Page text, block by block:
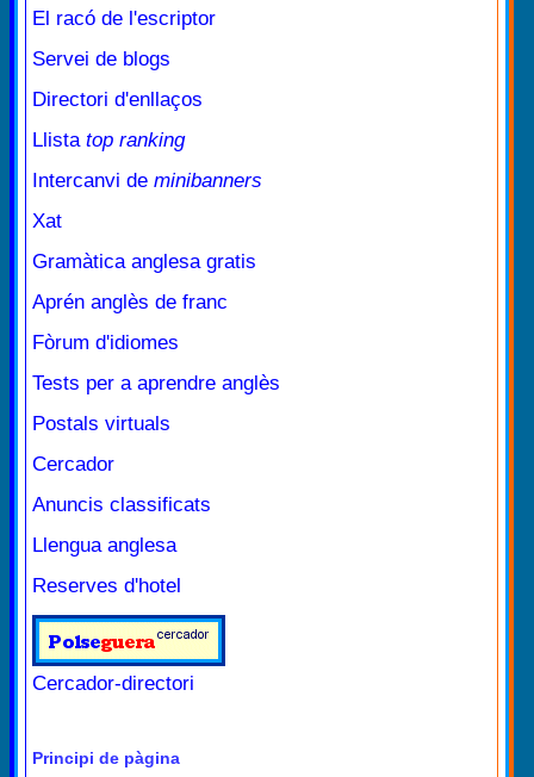
El racó de l'escriptor
Servei de blogs
Directori d'enllaços
Llista top ranking
Intercanvi de minibanners
Xat
Gramàtica anglesa gratis
Aprén anglès de franc
Fòrum d'idiomes
Tests per a aprendre anglès
Postals virtuals
Cercador
Anuncis classificats
Llengua anglesa
Reserves d'hotel
Cercador-directori
Principi de pàgina